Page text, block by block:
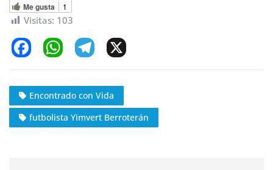
Me gusta 1
Visitas: 103
c
e
b
W
at
s
A
e
gr
a
Encontrado con Vida
futbolista Yimvert Berroterán